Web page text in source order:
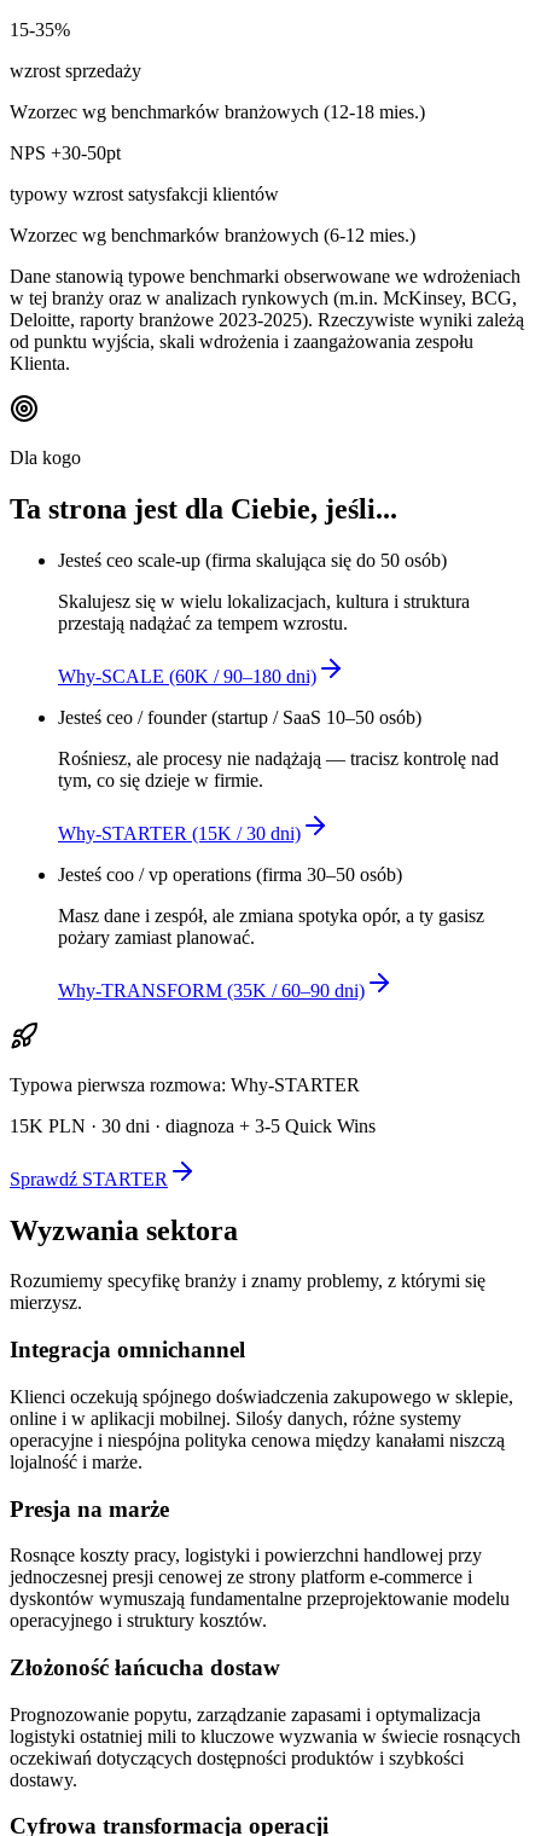
15-35%
wzrost sprzedaży
Wzorzec wg benchmarków branżowych (12-18 mies.)
NPS +30-50pt
typowy wzrost satysfakcji klientów
Wzorzec wg benchmarków branżowych (6-12 mies.)
Dane stanowią typowe benchmarki obserwowane we wdrożeniach
w tej branży oraz w analizach rynkowych (m.in. McKinsey, BCG,
Deloitte, raporty branżowe 2023-2025). Rzeczywiste wyniki zależą
od punktu wyjścia, skali wdrożenia i zaangażowania zespołu
Klienta.
Dla kogo
Ta strona jest dla Ciebie, jeśli...
Jesteś ceo scale-up (firma skalująca się do 50 osób)
Skalujesz się w wielu lokalizacjach, kultura i struktura
przestają nadążać za tempem wzrostu.
Why-SCALE (60K / 90–180 dni)
Jesteś ceo / founder(startup / SaaS 10–50 osób)
Rośniesz, ale procesy nie nadążają — tracisz kontrolę nad
tym, co się dzieje w firmie.
Why-STARTER (15K / 30 dni)
Jesteś coo / vp operations (firma 30–50 osób)
Masz dane i zespół, ale zmiana spotyka opór, a ty gasisz
pożary zamiast planować.
Why-TRANSFORM (35K / 60–90 dni)
Typowa pierwsza rozmowa: Why-STARTER
15K PLN · 30 dni · diagnoza + 3-5 Quick Wins
Sprawdź STARTER
Wyzwania sektora
Rozumiemy specyfikę branży i znamy problemy, z którymi się
mierzysz.
Integracja omnichannel
Klienci oczekują spójnego doświadczenia zakupowego w sklepie,
online i w aplikacji mobilnej. Silośy danych, różne systemy
operacyjne i niespójna polityka cenowa między kanałami niszczą
lojalność i marże.
Presja na marże
Rosnące koszty pracy, logistyki i powierzchni handlowej przy
jednoczesnej presji cenowej ze strony platform e-commerce i
dyskontów wymuszają fundamentalne przeprojektowanie modelu
operacyjnego i struktury kosztów.
Złożoność łańcucha dostaw
Prognozowanie popytu, zarządzanie zapasami i optymalizacja
logistyki ostatniej mili to kluczowe wyzwania w świecie rosnących
oczekiwań dotyczących dostępności produktów i szybkości
dostawy.
Cyfrowa transformacja operacji